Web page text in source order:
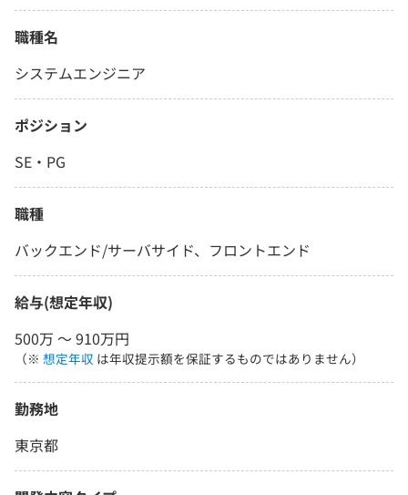
職種名
システムエンジニア
ポジション
SE・PG
職種
バックエンド/サーバサイド、フロントエンド
給与(想定年収)
500万 〜 910万円
（※ 想定年収 は年収提示額を保証するものではありません）
勤務地
東京都